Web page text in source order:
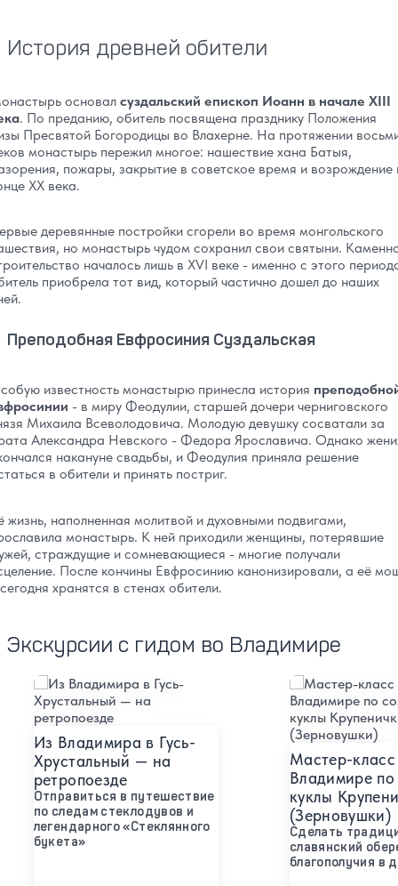
История древней обители
основал суздальский епископ Иоанн в начале XIII
. По преданию, обитель посвящена празднику Положения
Пресвятой Богородицы во Влахерне. На протяжении
монастырь пережил многое: нашествие хана Батыя,
пожары, закрытие в советское время и возрождение
XX века.
деревянные постройки сгорели во время монгольского
но монастырь чудом сохранил свои святыни.
началось лишь в XVI веке - именно с этого
приобрела тот вид, который частично дошел до наших
Преподобная Евфросиния Суздальская
известность монастырю принесла история
- в миру Феодулии, старшей дочери черниговского
Михаила Всеволодовича. Молодую девушку сосватали за
Александра Невского - Федора Ярославича. Однако
накануне свадьбы, и Феодулия приняла решение
в обители и принять постриг.
жизнь, наполненная молитвой и духовными подвигами,
монастырь. К ней приходили женщины, потерявшие
страждущие и сомневающиеся - многие получали
После кончины Евфросинию канонизировали, а её
хранятся в стенах обители.
Экскурсии с гидом во Владимире
Из Владимира в Гусь-
Хрустальный — на
ретропоезде
Отправиться в путешествие
по следам стеклодувов и
легендарного «Стеклянного
букета»
Подробнее
Мастер-
Владимире
куклы
(Зерновушки)
Сделать
славянский
благополучия в
Подробнее